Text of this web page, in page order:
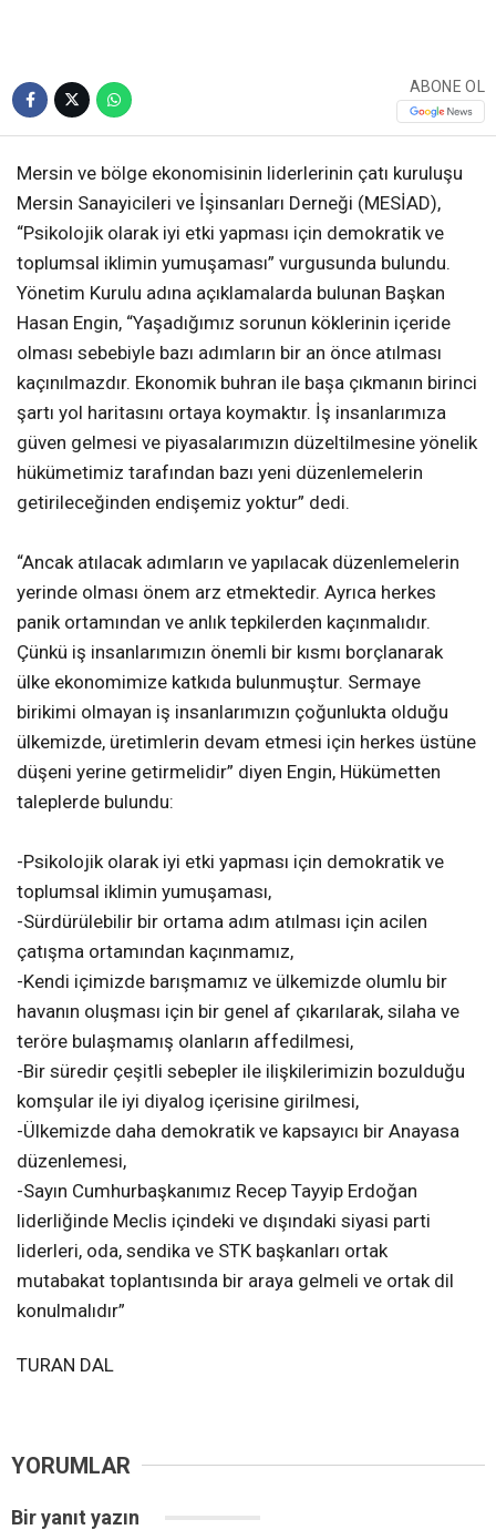
ABONE OL
Mersin ve bölge ekonomisinin liderlerinin çatı kuruluşu
Mersin Sanayicileri ve İşinsanları Derneği (MESİAD),
“Psikolojik olarak iyi etki yapması için demokratik ve
toplumsal iklimin yumuşaması” vurgusunda bulundu.
Yönetim Kurulu adına açıklamalarda bulunan Başkan
Hasan Engin, “Yaşadığımız sorunun köklerinin içeride
olması sebebiyle bazı adımların bir an önce atılması
kaçınılmazdır. Ekonomik buhran ile başa çıkmanın birinci
şartı yol haritasını ortaya koymaktır. İş insanlarımıza
güven gelmesi ve piyasalarımızın düzeltilmesine yönelik
hükümetimiz tarafından bazı yeni düzenlemelerin
getirileceğinden endişemiz yoktur” dedi.
“Ancak atılacak adımların ve yapılacak düzenlemelerin
yerinde olması önem arz etmektedir. Ayrıca herkes
panik ortamından ve anlık tepkilerden kaçınmalıdır.
Çünkü iş insanlarımızın önemli bir kısmı borçlanarak
ülke ekonomimize katkıda bulunmuştur. Sermaye
birikimi olmayan iş insanlarımızın çoğunlukta olduğu
ülkemizde, üretimlerin devam etmesi için herkes üstüne
düşeni yerine getirmelidir” diyen Engin, Hükümetten
taleplerde bulundu:
-Psikolojik olarak iyi etki yapması için demokratik ve
toplumsal iklimin yumuşaması,
-Sürdürülebilir bir ortama adım atılması için acilen
çatışma ortamından kaçınmamız,
-Kendi içimizde barışmamız ve ülkemizde olumlu bir
havanın oluşması için bir genel af çıkarılarak, silaha ve
teröre bulaşmamış olanların affedilmesi,
-Bir süredir çeşitli sebepler ile ilişkilerimizin bozulduğu
komşular ile iyi diyalog içerisine girilmesi,
-Ülkemizde daha demokratik ve kapsayıcı bir Anayasa
düzenlemesi,
-Sayın Cumhurbaşkanımız Recep Tayyip Erdoğan
liderliğinde Meclis içindeki ve dışındaki siyasi parti
liderleri, oda, sendika ve STK başkanları ortak
mutabakat toplantısında bir araya gelmeli ve ortak dil
konulmalıdır”
TURAN DAL
YORUMLAR
Bir yanıt yazın